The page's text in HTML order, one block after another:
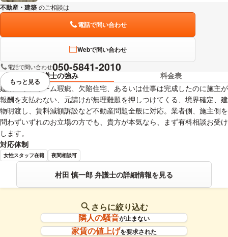
不動産・建築 のご相談は
電話で問い合わせ
Webで問い合わせ
電話で問い合わせ050-5841-2010
弁護士の強み
料金表
建築・リフォーム瑕疵、欠陥住宅、あるいは仕事は完成したのに施主が
報酬を支払わない、元請けが無理難題を押しつけてくる、境界確定、建
物明渡し、賃料減額訴訟など不動産問題全般に対応。業者側、施主側を
問わずいずれのお立場の方でも、貴方が本気なら、まず有料相談お受け
します。
対応体制
女性スタッフ在籍 夜間相談可
村田 慎一郎 弁護士の詳細情報を見る
視覚的に省略されている要素を
もっと見る
さらに絞り込む
隣人の騒音が止まない
家賃の値上げを要求された